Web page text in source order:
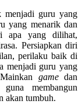
menjadi guru yang
yang menarik dan
apa yang dilihat,
Persiapkan diri
perilaku baik di
menjadi guru yang
gamedan
membangun
akan tumbuh.